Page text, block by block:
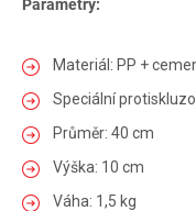
Parametry:
Materiál: PP +
Speciální
Průměr: 40 cm
Výška: 10 cm
Váha: 1,5 kg